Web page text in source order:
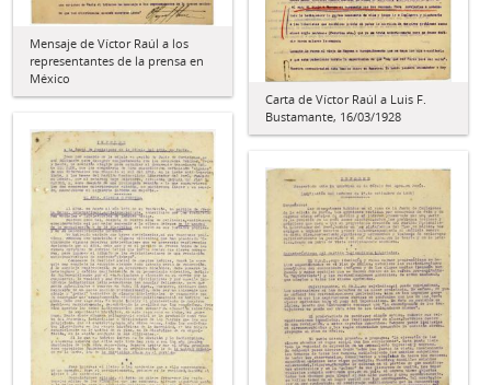
Mensaje de Víctor Raúl a los
representantes de la prensa en
México
Carta de Víctor Raúl a Luis F.
Bustamante, 16/03/1928